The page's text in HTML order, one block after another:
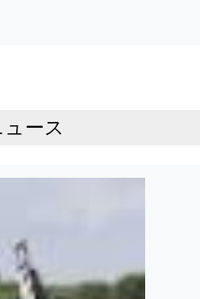
ース